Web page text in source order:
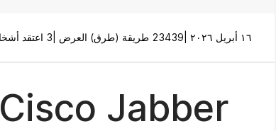
١٦ أبريل ٢٠٢٦ | 23439 طريقة (طرق) العرض | 3 اعتقد أشخاص أن هذا كان مفيدًا
Cisco Jabber مقالات المستخدم والإدارة